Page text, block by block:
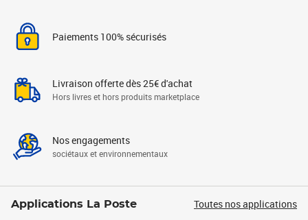
Paiements 100% sécurisés
Livraison offerte dès 25€ d'achat
Hors livres et hors produits marketplace
Nos engagements
sociétaux et environnementaux
Applications La Poste Toutes nos applications